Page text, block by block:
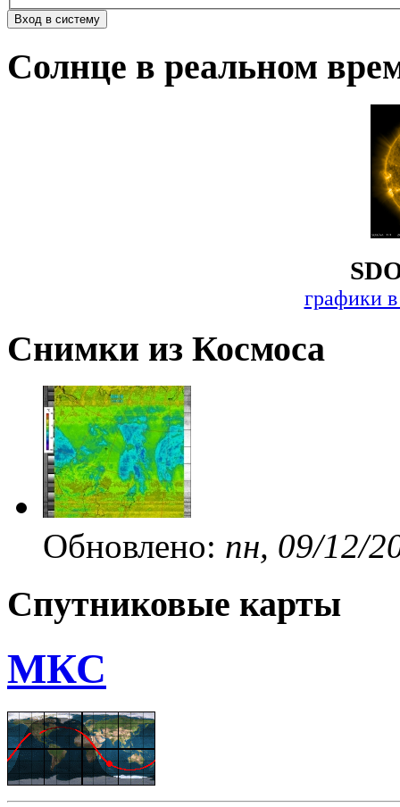
Солнце в реальном
графики
Снимки из Космоса
Обновлено: пн, 09/12/
Спутниковые карты
МКС